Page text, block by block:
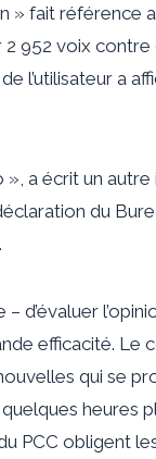
» fait référence
952 voix
l’utilisateur a
», a écrit un
du
d’évaluer
efficacité. Le
qui se
heures
PCC obligent